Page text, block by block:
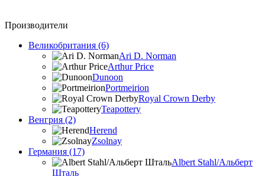
Производители
Великобритания (6)
Ari D. Norman
Arthur Price
Dunoon
Portmeirion
Royal Crown Derby
Teapottery
Венгрия (2)
Herend
Zsolnay
Германия (17)
Albert Stahl/Альбеpт
Шталь